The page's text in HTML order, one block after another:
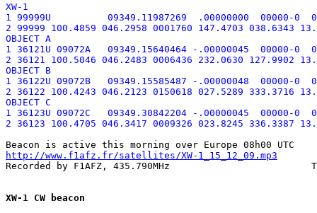
XW-1
1 99999U          09349.11987269  .00000000  00000-0
2 99999 100.4859 046.2958 0001760 147.4703 038.6343
OBJECT A
1 36121U 09072A   09349.15640464 -.00000045  00000-0
2 36121 100.5046 046.2483 0006436 232.0630 127.9902
OBJECT B
1 36122U 09072B   09349.15585487 -.00000048  00000-0
2 36122 100.4243 046.2123 0150618 027.5289 333.3716
OBJECT C
1 36123U 09072C   09349.30842204 -.00000045  00000-0
http://www.f1afz.fr/satellites/XW-1_15_12_09.mp3
Recorded by F1AFZ, 435.790MHz
XW-1 CW beacon